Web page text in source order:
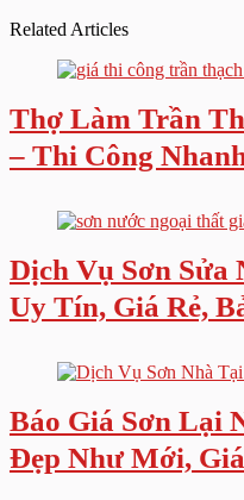
Related Articles
Thợ Làm Trần
– Thi Công
Dịch Vụ Sơn Sửa
Uy Tín, Giá Rẻ,
Báo Giá Sơn Lại
Đẹp Như Mới,